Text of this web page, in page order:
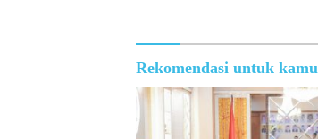
Rekomendasi untuk kamu